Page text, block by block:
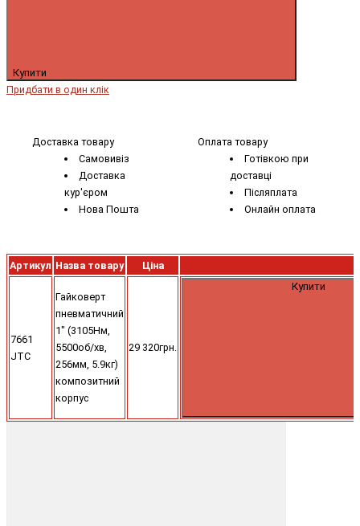
Купити
Придбати в один клік
Доставка товару
Самовивіз
Доставка
кур'єром
Нова Пошта
Оплата товару
Готівкою при
доставці
Післяплата
Онлайн оплата
Артикул Назва товару Ціна
7661
JTC
Гайковерт
пневматичний
1" (3105Нм,
5500об/хв,
256мм, 5.9кг)
композитний
корпус
29 320грн.
Купити